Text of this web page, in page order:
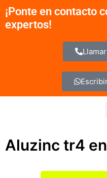
contenido
¡Ponte en contacto
expertos!
Aluzinc tr4